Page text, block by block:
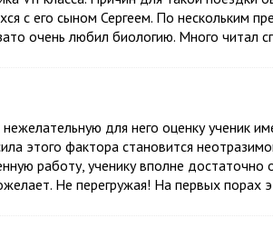
с его сыном Сергеем. По нескольким
очень любил биологию. Много читал
для него оценку ученик
этого фактора становится
работу, ученику вполне достаточно
Не перегружая! На первых порах